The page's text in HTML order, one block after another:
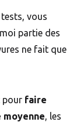
tests, vous
partie des
ne fait que
pour faire
, les